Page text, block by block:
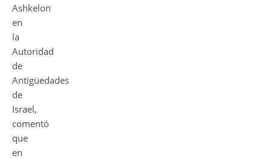
Ashkelon
en
la
Autoridad
de
Antigüedades
de
Israel,
comentó
que
en